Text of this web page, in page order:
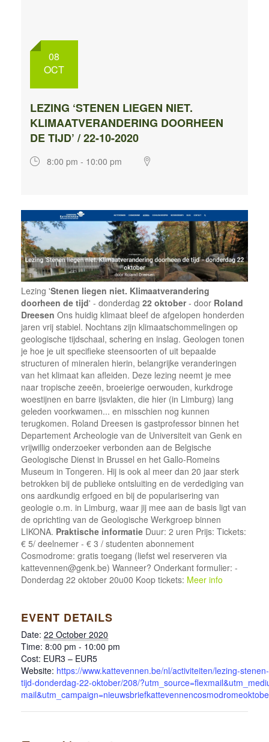
08
OCT
LEZING ‘STENEN LIEGEN NIET.
KLIMAATVERANDERING DOORHEEN
DE TIJD’ / 22-10-2020
8:00 pm - 10:00 pm
Lezing 'Stenen liegen niet. Klimaatverandering
doorheen de tijd' - donderdag 22 oktober- door Roland
Dreesen Ons huidig klimaat bleef de afgelopen honderden
jaren vrij stabiel. Nochtans zijn klimaatschommelingen op
geologische tijdschaal, schering en inslag. Geologen tonen
je hoe je uit specifieke steensoorten of uit bepaalde
structuren of mineralen hierin, belangrijke veranderingen
van het klimaat kan afleiden. Deze lezing neemt je mee
naar tropische zeeën, broeierige oerwouden, kurkdroge
woestijnen en barre ijsvlakten, die hier (in Limburg) lang
geleden voorkwamen... en misschien nog kunnen
terugkomen. Roland Dreesen is gastprofessor binnen het
Departement Archeologie van de Universiteit van Genk en
vrijwillig onderzoeker verbonden aan de Belgische
Geologische Dienst in Brussel en het Gallo-Romeins
Museum in Tongeren. Hij is ook al meer dan 20 jaar sterk
betrokken bij de publieke ontsluiting en de verdediging van
ons aardkundig erfgoed en bij de popularisering van
geologie o.m. in Limburg, waar jij mee aan de basis ligt van
de oprichting van de Geologische Werkgroep binnen
LIKONA. Praktische informatie Duur: 2 uren Prijs: Tickets:
€ 5/ deelnemer - € 3 / studenten abonnement
Cosmodrome: gratis toegang (liefst wel reserveren via
kattevennen@genk.be) Wanneer? Onderkant formulier: -
Donderdag 22 oktober 20u00 Koop tickets: Meer info
EVENT DETAILS
Date: 22 October 2020
Time: 8:00 pm - 10:00 pm
Cost: EUR3 – EUR5
Website: https://www.kattevennen.be/nl/activiteiten/lezing-
tijd-donderdag-22-oktober/208/